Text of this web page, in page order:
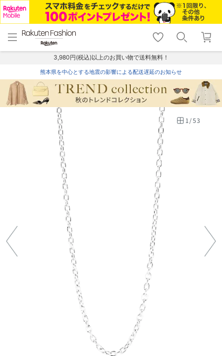
menu home
トップ
shopping_cart lock_outline
ログイン
3,980円(税込)以上のお買い物で送料無料！
熊本県を中心とする地震の影響による配送遅延のお知らせ
1/53